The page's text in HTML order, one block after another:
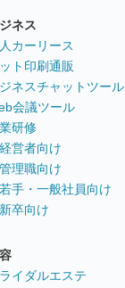
ネス
カーリース
ト印刷通販
ネスチャットツール
会議ツール
研修
経営者向け
管理職向け
若手・一般社員向け
新卒向け
イダルエステ